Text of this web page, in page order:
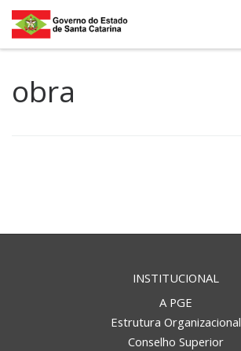
Skip to content
obra
INSTITUCIONAL
A PGE
Estrutura Organizacional
Conselho Superior